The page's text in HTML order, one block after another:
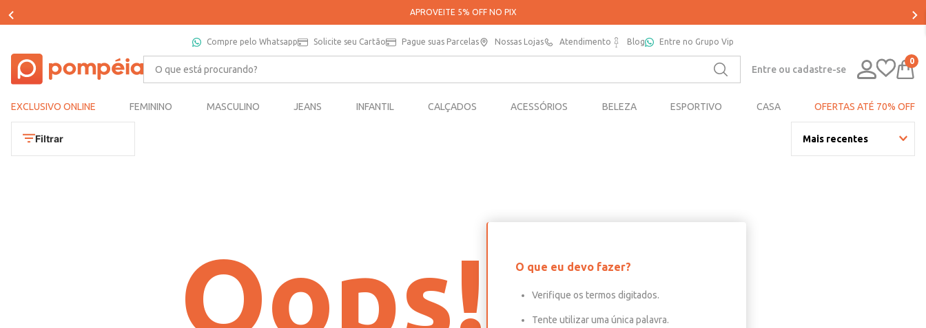
APROVEITE 5% OFF NO PIX
Compre pelo Whatsapp Solicite seu Cartão Pague suas Parcelas Nossas Lojas Atendimento Blog Entre no Grupo Vip
O que está procurando?
Entre ou cadastre-se
0
EXCLUSIVO ONLINE FEMININO MASCULINO JEANS INFANTIL CALÇADOS ACESSÓRIOS BELEZA ESPORTIVO CASA OFERTAS ATÉ 70% OFF
Filtrar Mais recentes
Oops! O que eu devo fazer?
Verifique os termos digitados.
Tente utilizar uma única palavra.